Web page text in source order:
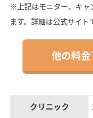
※上記はモニター、キャ
ます。詳細は公式サイト
他の料
クリニック